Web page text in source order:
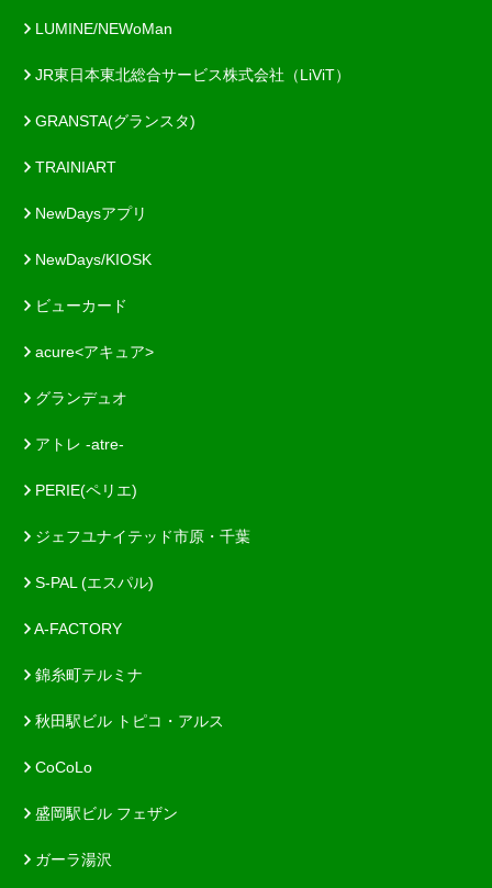
LUMINE/NEWoMan
JR東日本東北総合サービス株式会社（LiViT）
GRANSTA(グランスタ)
TRAINIART
NewDaysアプリ
NewDays/KIOSK
ビューカード
acure<アキュア>
グランデュオ
アトレ -atre-
PERIE(ペリエ)
ジェフユナイテッド市原・千葉
S-PAL (エスパル)
A-FACTORY
錦糸町テルミナ
秋田駅ビル トピコ・アルス
CoCoLo
盛岡駅ビル フェザン
ガーラ湯沢